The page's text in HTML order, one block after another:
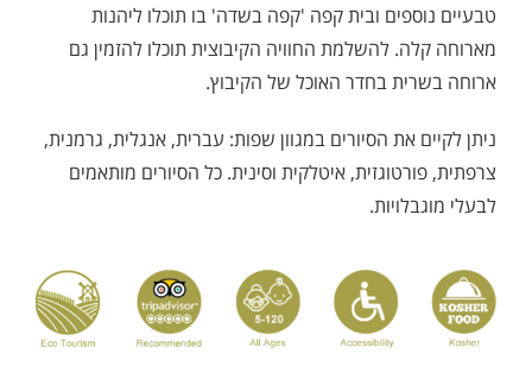
טבעיים נוספים ובית קפה 'קפה בשדה' בו תוכלו ליהנות
מארוחה קלה. להשלמת החוויה הקיבוצית תוכלו להזמין גם
ארוחה בשרית בחדר האוכל של הקיבוץ.
ניתן לקיים את הסיורים במגוון שפות: עברית, אנגלית, גרמנית,
צרפתית, פורטוגזית, איטלקית וסינית. כל הסיורים מותאמים
לבעלי מוגבלויות.